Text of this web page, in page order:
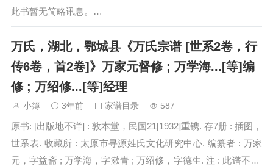
此书暂无简略讯息。…
万氏，湖北，鄂城县《万氏宗谱 [世系2卷，行
传6卷，首2卷]》万家元督修 ; 万学海...[等]编
修 ; 万绍修...[等]经理
小簿 3年前 家谱目录 587
原书: [出版地不详] : 敦本堂，民国21[1932]重镌. 存7册 : 插图，
世系表. 收藏所 : 太原市寻源姓氏文化研究中心. 编纂者 : 万家
元，字益斋 ; 万学海，字漱青 ; 万绍修，字德生. 注 : 此谱不全.